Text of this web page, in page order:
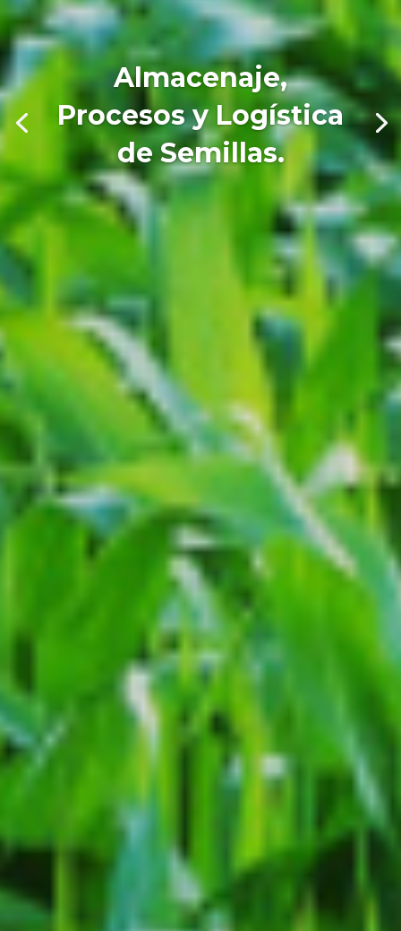
Almacenaje,
Procesos y Logística
de Semillas.